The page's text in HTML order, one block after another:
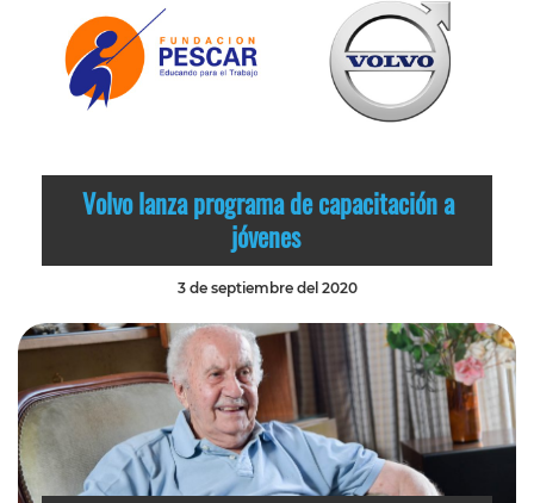
Volvo lanza programa de capacitación a
jóvenes
3 de septiembre del 2020